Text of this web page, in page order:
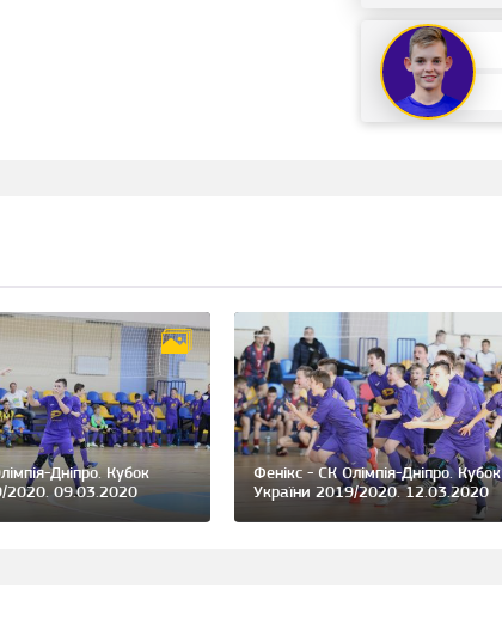
Дніпро. Кубок
2020. 09.03.2020
Фенікс - СК Олімпія-Дніпро. Кубок
України 2019/2020. 12.03.2020